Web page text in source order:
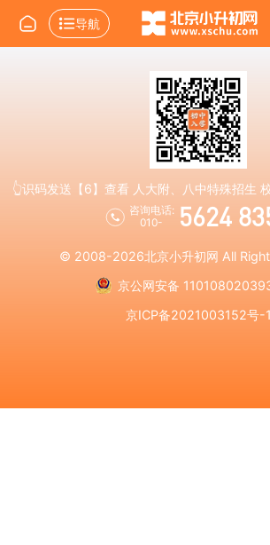
导航
👆识码发送【6】查看 人大附、八中特殊招生
咨询电话:
010-
5624
© 2008-2026北京小升初网 All
京公网安备
京ICP备2021003152号-1